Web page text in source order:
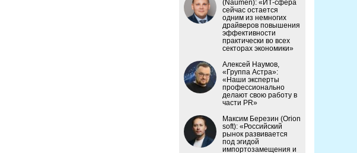
(Naumen): «ИТ-сфера
сейчас остается
одним из немногих
драйверов повышения
эффективности
практически во всех
секторах экономики»
Алексей Наумов,
«Группа Астра»:
«Наши эксперты
профессионально
делают свою работу в
части PR»
Максим Березин (Orion
soft): «Российский
рынок развивается
под эгидой
импортозамещения и